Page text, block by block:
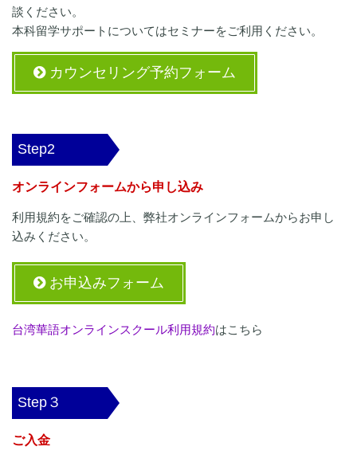
談ください。
本科留学サポートについてはセミナーをご利用ください。
カウンセリング予約フォーム
Step2
オンラインフォームから申し込み
利用規約をご確認の上、弊社オンラインフォームからお申し
込みください。
お申込みフォーム
台湾華語オンラインスクール利用規約はこちら
Step３
ご入金